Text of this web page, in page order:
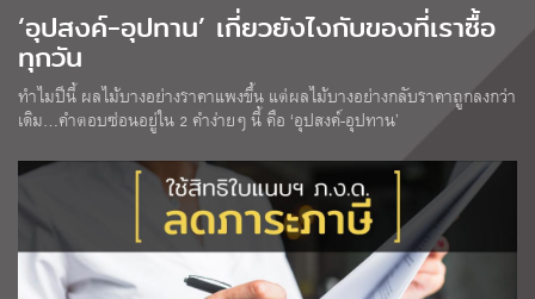
‘อุปสงค์-อุปทาน’ เกี่ยวยังไงกับของที่เราซื้อ
ทุกวัน
ทำไมปีนี้ ผลไม้บางอย่างราคาแพงขึ้น แต่ผลไม้บางอย่างกลับราคาถูกลงกว่า
เดิม…คำตอบซ่อนอยู่ใน 2 คำง่ายๆ นี้ คือ ‘อุปสงค์-อุปทาน’